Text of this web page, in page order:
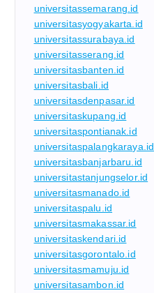
universitassemarang.id
universitasyogyakarta.id
universitassurabaya.id
universitasserang.id
universitasbanten.id
universitasbali.id
universitasdenpasar.id
universitaskupang.id
universitaspontianak.id
universitaspalangkaraya.id
universitasbanjarbaru.id
universitastanjungselor.id
universitasmanado.id
universitaspalu.id
universitasmakassar.id
universitaskendari.id
universitasgorontalo.id
universitasmamuju.id
universitasambon.id